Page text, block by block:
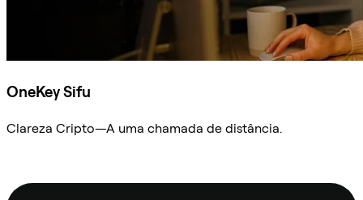
OneKey Sifu
Clareza Cripto—A uma chamada de distância.